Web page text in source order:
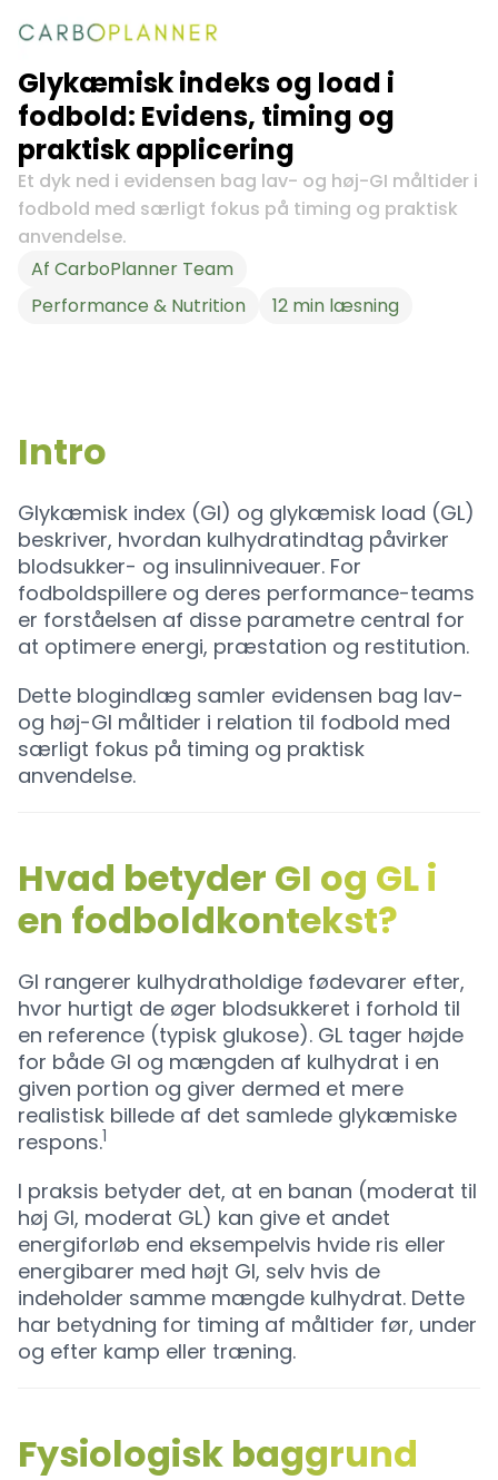
Glykæmisk indeks og load i
fodbold: Evidens, timing og
praktisk applicering
Et dyk ned i evidensen bag lav- og høj-GI måltider i
fodbold med særligt fokus på timing og praktisk
anvendelse.
Af CarboPlanner Team
Performance & Nutrition
12 min læsning
Intro
Glykæmisk index (GI) og glykæmisk load (GL)
beskriver, hvordan kulhydratindtag påvirker
blodsukker- og insulinniveauer. For
fodboldspillere og deres performance-teams
er forståelsen af disse parametre central for
at optimere energi, præstation og restitution.
Dette blogindlæg samler evidensen bag lav-
og høj-GI måltider i relation til fodbold med
særligt fokus på timing og praktisk
anvendelse.
Hvad betyder GI og GL i
en fodboldkontekst?
GI rangerer kulhydratholdige fødevarer efter,
hvor hurtigt de øger blodsukkeret i forhold til
en reference (typisk glukose). GL tager højde
for både GI og mængden af kulhydrat i en
given portion og giver dermed et mere
realistisk billede af det samlede glykæmiske
respons.1
I praksis betyder det, at en banan (moderat til
høj GI, moderat GL) kan give et andet
energiforløb end eksempelvis hvide ris eller
energibarer med højt GI, selv hvis de
indeholder samme mængde kulhydrat. Dette
har betydning for timing af måltider før, under
og efter kamp eller træning.
Fysiologisk baggrund